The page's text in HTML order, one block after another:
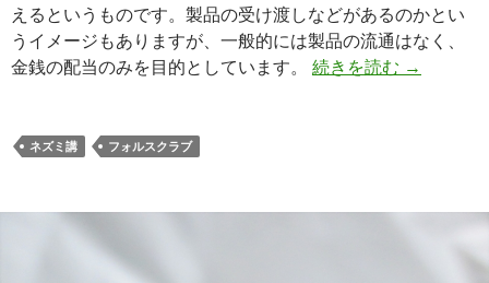
えるというものです。製品の受け渡しなどがあるのかとい
うイメージもありますが、一般的には製品の流通はなく、
金銭の配当のみを目的としています。 続きを読む フォルス
→
ネズミ講 フォルスクラブ